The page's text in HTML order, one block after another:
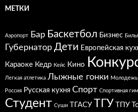
МЕТКИ
Аэропорт Бар Баскетбол Бизнес
Губернатор Дети Европейская
Караоке Кедр Кейс Кино
Легкая атлетика Лыжные гонки Молодежь
Россия Русская кухня Спорт Спортивная
Студент Суши ТГАСУ ТГУ ТПУ